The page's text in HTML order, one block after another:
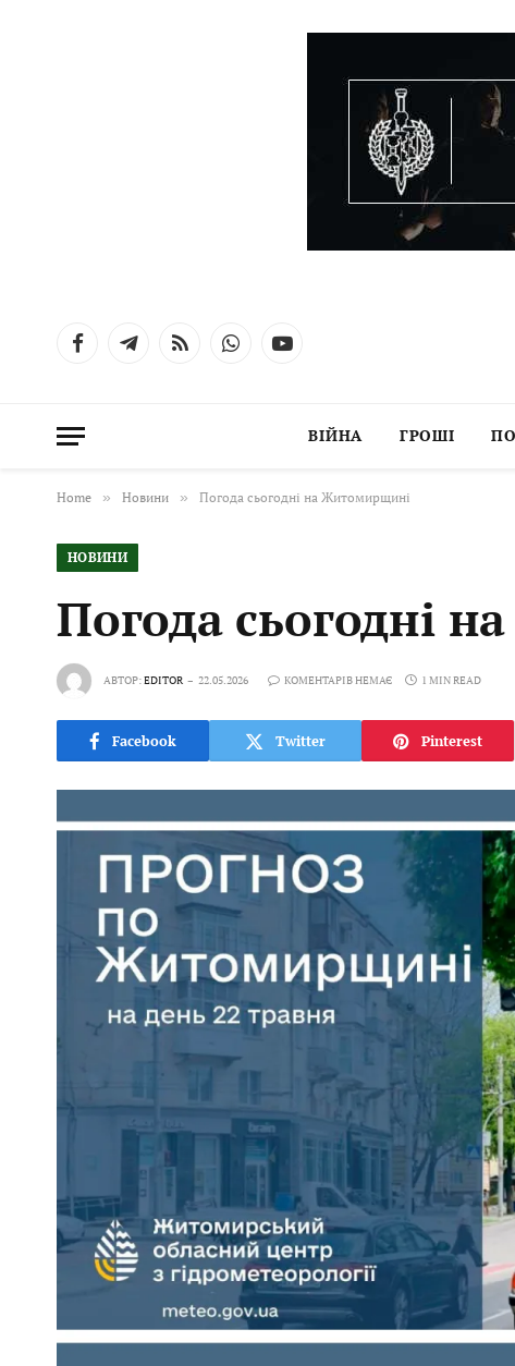
FacebookTelegramRSS WhatsAppYouTube
ВІЙНА ГРОШІ
Home » Новини » Погода сьогодні на Житомирщині
НОВИНИ
Погода сьогодні
АВТОР:EDITOR 22.05.2026 КОМЕНТАРІВ НЕМАЄ 1 MIN READ
Facebook Twitter Pinterest